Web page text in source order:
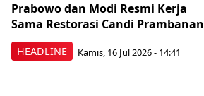
HEADLINE
Prabowo dan Modi Resmi Kerja
Sama Restorasi Candi Prambanan
Kamis, 16 Jul 2026 - 14:41